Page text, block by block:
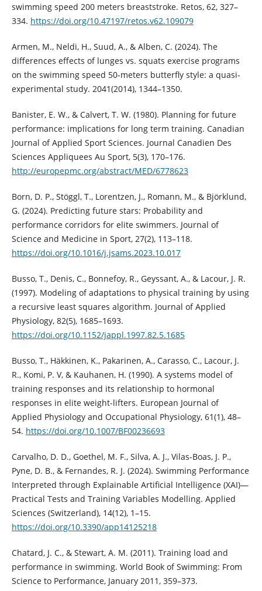
swimming speed 200 meters breaststroke. Retos, 62, 327–
334. https://doi.org/10.47197/retos.v62.109079
Armen, M., Neldi, H., Suud, A., & Alben, C. (2024). The
differences effects of lunges vs. squats exercise programs
on the swimming speed 50-meters butterfly style: a quasi-
experimental study. 2041(2014), 1344–1350.
Banister, E. W., & Calvert, T. W. (1980). Planning for future
performance: implications for long term training. Canadian
Journal of Applied Sport Sciences. Journal Canadien Des
Sciences Appliquees Au Sport, 5(3), 170–176.
http://europepmc.org/abstract/MED/6778623
Born, D. P., Stöggl, T., Lorentzen, J., Romann, M., & Björklund,
G. (2024). Predicting future stars: Probability and
performance corridors for elite swimmers. Journal of
Science and Medicine in Sport, 27(2), 113–118.
https://doi.org/10.1016/j.jsams.2023.10.017
Busso, T., Denis, C., Bonnefoy, R., Geyssant, A., & Lacour, J. R.
(1997). Modeling of adaptations to physical training by using
a recursive least squares algorithm. Journal of Applied
Physiology, 82(5), 1685–1693.
https://doi.org/10.1152/jappl.1997.82.5.1685
Busso, T., Häkkinen, K., Pakarinen, A., Carasso, C., Lacour, J.
R., Komi, P. V, & Kauhanen, H. (1990). A systems model of
training responses and its relationship to hormonal
responses in elite weight-lifters. European Journal of
Applied Physiology and Occupational Physiology, 61(1), 48–
54. https://doi.org/10.1007/BF00236693
Carvalho, D. D., Goethel, M. F., Silva, A. J., Vilas-Boas, J. P.,
Pyne, D. B., & Fernandes, R. J. (2024). Swimming Performance
Interpreted through Explainable Artificial Intelligence (XAI)—
Practical Tests and Training Variables Modelling. Applied
Sciences (Switzerland), 14(12), 1–15.
https://doi.org/10.3390/app14125218
Chatard, J. C., & Stewart, A. M. (2011). Training load and
performance in swimming. World Book of Swimming: From
Science to Performance, January 2011, 359–373.